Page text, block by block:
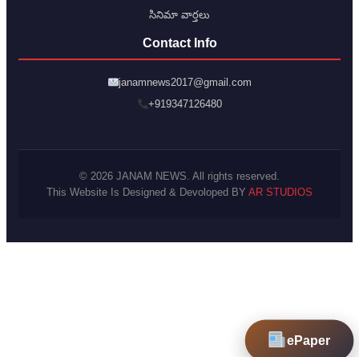
సినిమా వార్తలు
Contact Info
janamnews2017@gmail.com
+919347126480
© 2026 JANAM NEWS. All rights reserved.
This Website Is Designed & Devoloped BY AR STUDIOS
ePaper